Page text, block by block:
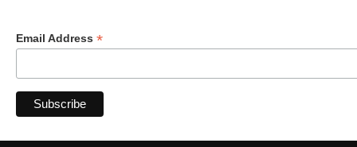
Email Address *